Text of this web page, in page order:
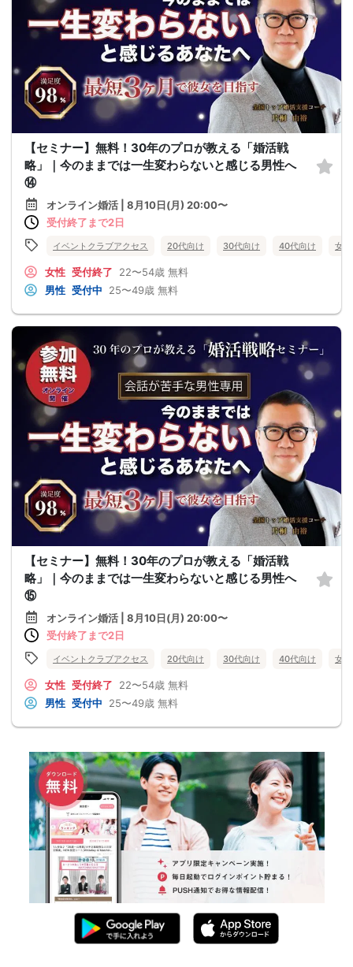
【セミナー】無料！30年のプロが教える「婚活戦
略」｜今のままでは一生変わらないと感じる男性へ
⑭
オンライン婚活 | 8月10日(月) 20:00〜
受付終了まで2日
イベントクラブアクセス 20代向け 30代向け 40代向け 女
女性 受付終了 22〜54歳 無料
男性 受付中 25〜49歳 無料
【セミナー】無料！30年のプロが教える「婚活戦
略」｜今のままでは一生変わらないと感じる男性へ
⑮
オンライン婚活 | 8月10日(月) 20:00〜
受付終了まで2日
イベントクラブアクセス 20代向け 30代向け 40代向け 女
女性 受付終了 22〜54歳 無料
男性 受付中 25〜49歳 無料